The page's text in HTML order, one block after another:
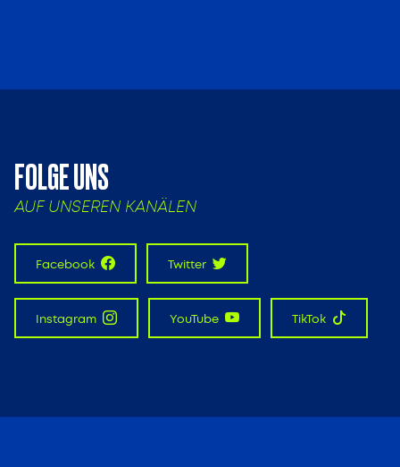
FOLGE UNS
AUF UNSEREN KANÄLEN
Facebook Twitter
Instagram YouTube TikTok